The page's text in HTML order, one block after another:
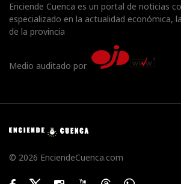
Enciende Cuenca es un portal de noticias
especializado en la actualidad económica,
de la provincia
Medio auditado por
© 2026 EnciendeCuenca.com